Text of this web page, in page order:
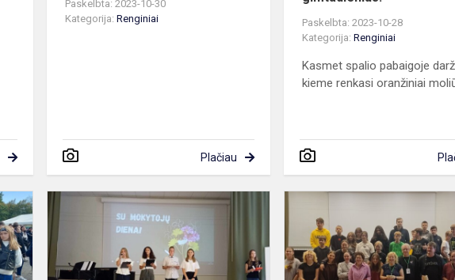
Paskelbta: 2023-10-30
Kategorija:Renginiai
Plačiau
Paskelbta: 2023-10-28
Kategorija:Renginiai
Kasmet spalio pabaigoje
kieme renkasi oranžiniai
Dalyvavome
savivaldos
dienoje
Druskininkuose
Mokytojų